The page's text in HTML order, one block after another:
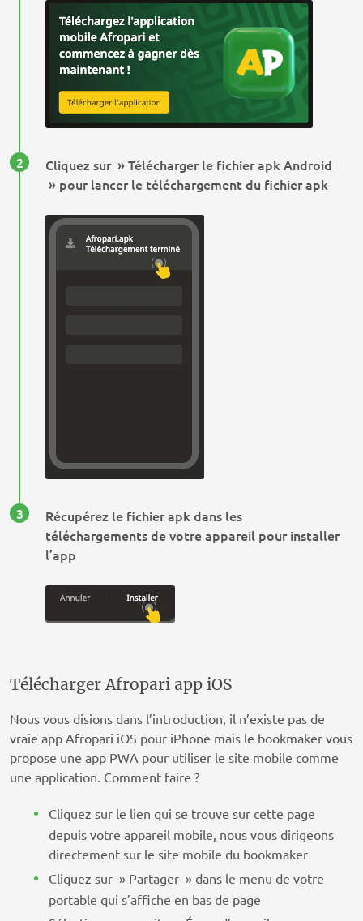
Cliquez sur » Télécharger le fichier apk Android
» pour lancer le téléchargement du fichier apk
Récupérez le fichier apk dans les
téléchargements de votre appareil pour installer
l’app
Télécharger Afropari app iOS
Nous vous disions dans l’introduction, il n’existe pas de
vraie app Afropari iOS pour iPhone mais le bookmaker vous
propose une app PWA pour utiliser le site mobile comme
une application. Comment faire ?
Cliquez sur le lien qui se trouve sur cette page
depuis votre appareil mobile, nous vous dirigeons
directement sur le site mobile du bookmaker
Cliquez sur » Partager » dans le menu de votre
portable qui s’affiche en bas de page